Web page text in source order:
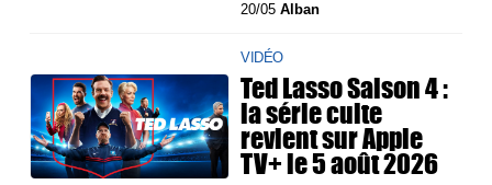
20/05Alban
VIDÉO
Ted Lasso Saison 4 :
la série culte
revient sur Apple
TV+ le 5 août 2026